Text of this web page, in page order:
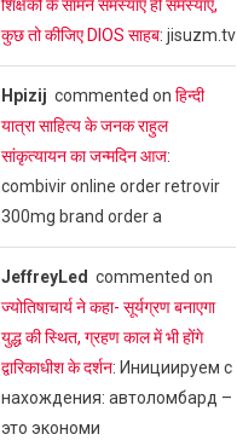
शिक्षकों के सामने समस्याएं ही समस्याएं,
कुछ तो कीजिए DIOS साहब: jisuzm.tv
Hpizij commented on हिन्दी
यात्रा साहित्य के जनक राहुल
सांकृत्यायन का जन्‍मदिन आज:
combivir online order retrovir
300mg brand order a
JeffreyLed commented on
ज्योतिषाचार्य ने कहा- सूर्यग्रण बनाएगा
युद्ध की स्थित, ग्रहण काल में भी होंगे
द्वारिकाधीश के दर्शन: Инициируем с
нахождения: автоломбард –
это экономи